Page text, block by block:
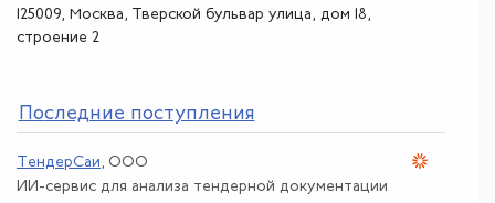
125009, Москва, Тверской бульвар улица, дом 18,
строение 2
Последние поступления
ТендерСаи , ООО
ИИ-сервис для анализа тендерной документации